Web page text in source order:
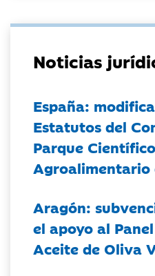
Noticias
España:
Estatutos del
Parque
Agroalimentario
Aragón:
el apoyo al
Aceite de Oliva